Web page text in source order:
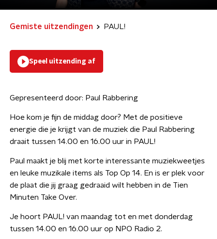
Gemiste uitzendingen PAUL!
Speel uitzending af
Gepresenteerd door: Paul Rabbering
Hoe kom je fijn de middag door? Met de positieve
energie die je krijgt van de muziek die Paul Rabbering
draait tussen 14.00 en 16.00 uur in PAUL!
Paul maakt je blij met korte interessante muziekweetjes
en leuke muzikale items als Top Op 14. En is er plek voor
de plaat die jij graag gedraaid wilt hebben in de Tien
Minuten Take Over.
Je hoort PAUL! van maandag tot en met donderdag
tussen 14.00 en 16.00 uur op NPO Radio 2.